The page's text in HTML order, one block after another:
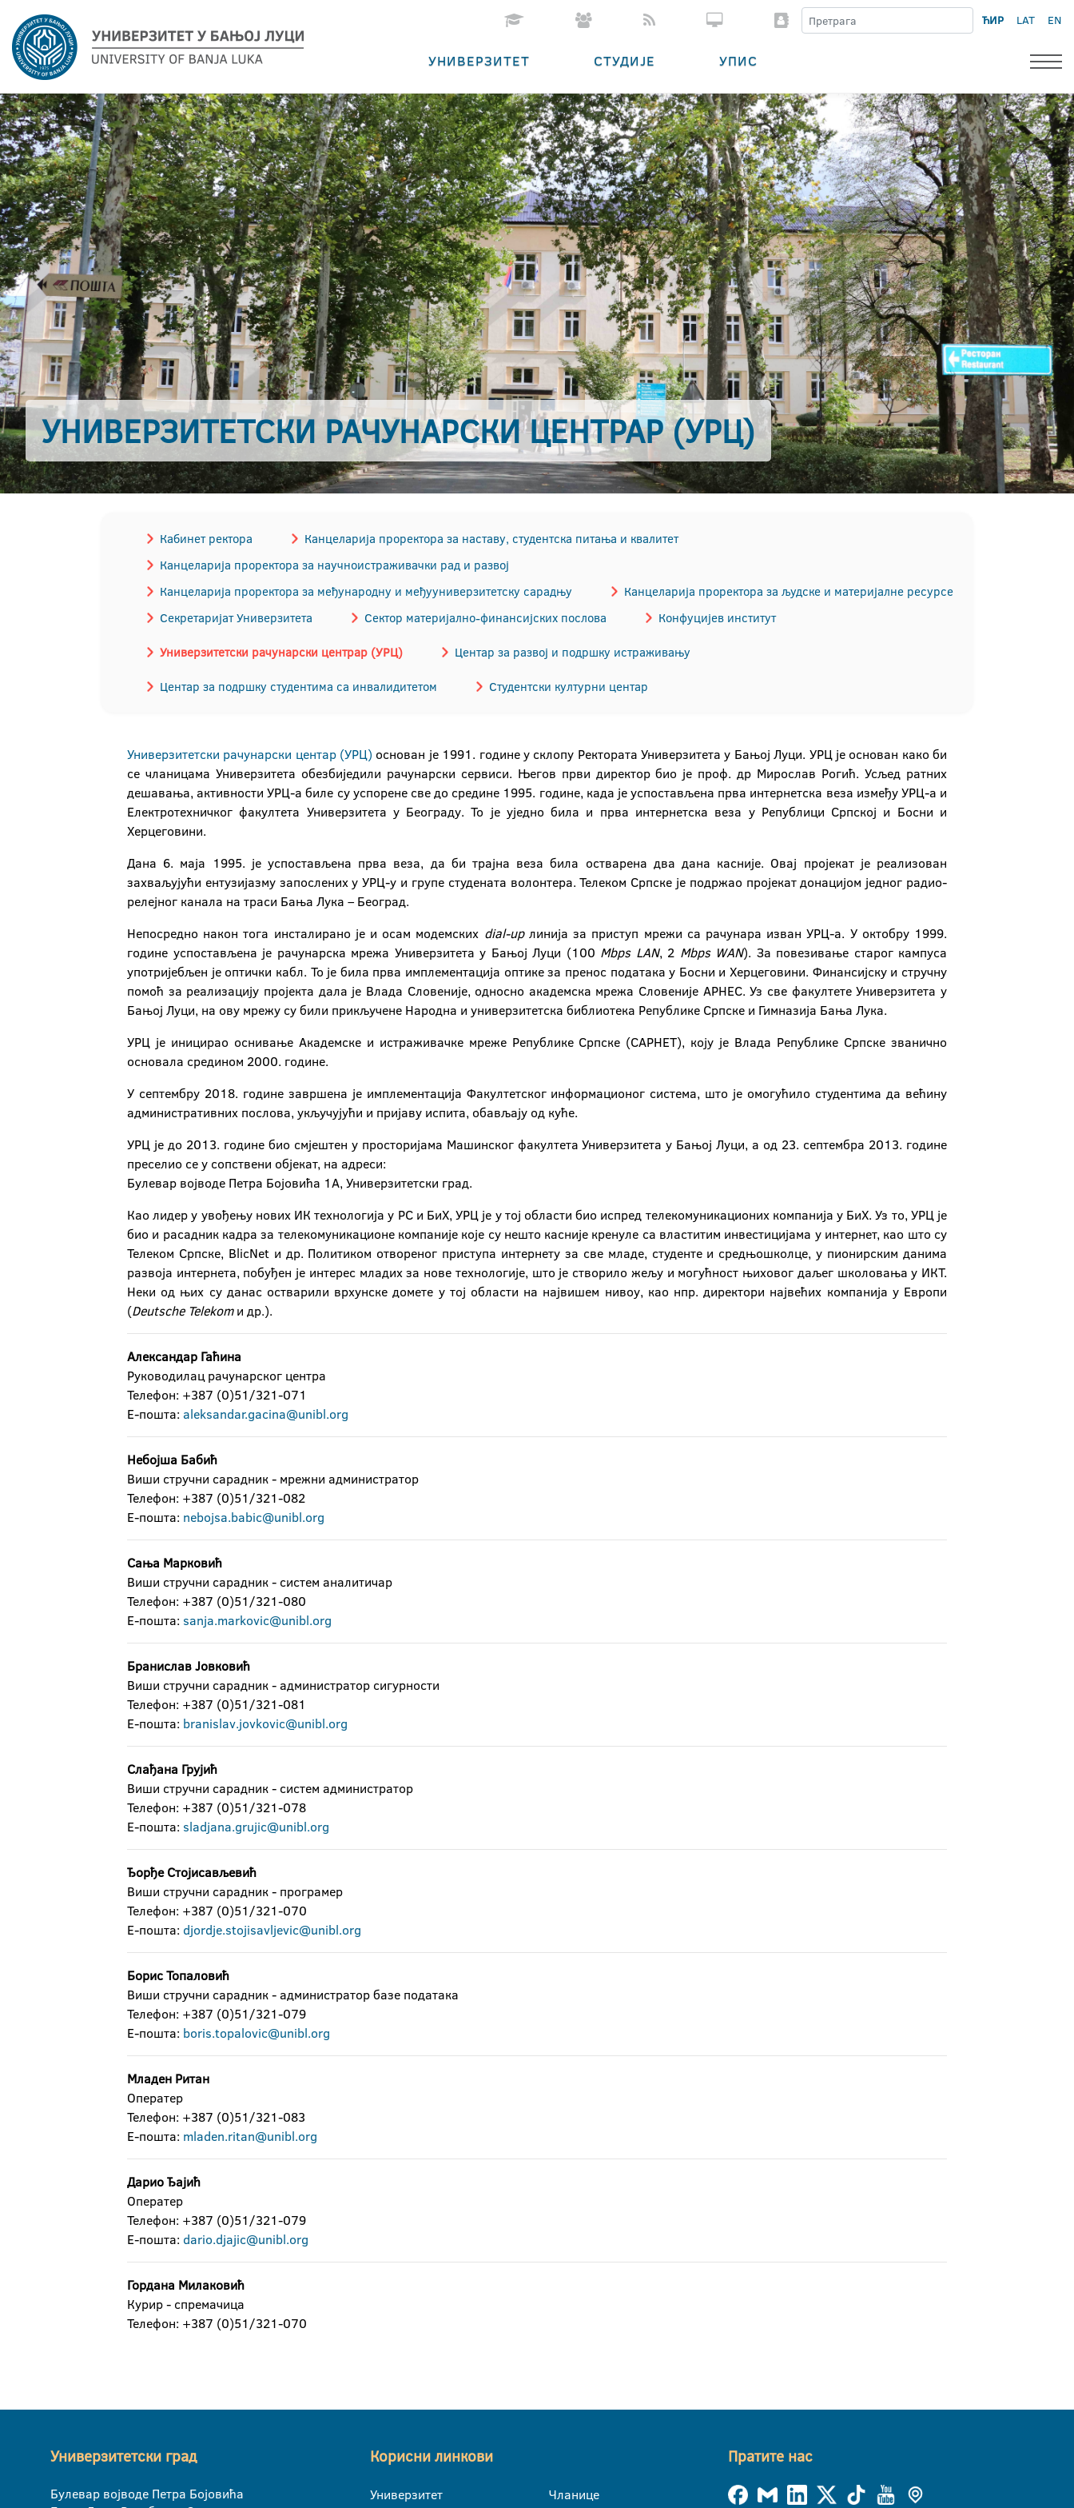
ЋИР LAT EN
УНИВЕРЗИТЕТ СТУДИЈЕ УПИС
УНИВЕРЗИТЕТСКИ РАЧУНАРСКИ ЦЕНТРАР (УРЦ)
Кабинет ректора
Канцеларија проректора за наставу, студентска питања и квалитет
Канцеларија проректора за научноистраживачки рад и развој
Канцеларија проректора за међународну и међууниверзитетску сарадњу
Канцеларија проректора за људске и материјалне ресурсе
Секретаријат Универзитета
Сектор материјално-финансијских послова Конфуцијев институт
Универзитетски рачунарски центрар (УРЦ) Центар за развој и подршку истраживању
Центар за подршку студентима са инвалидитетом Студентски културни центар
Универзитетски рачунарски центар (УРЦ) основан је 1991. године у склопу Ректората Универзитета у Бањој Луци. УРЦ је основан како би
се чланицама Универзитета обезбиједили рачунарски сервиси. Његов први директор био је проф. др Мирослав Рогић. Усљед ратних
дешавања, активности УРЦ-а биле су успорене све до средине 1995. године, када је успостављена прва интернетска веза између УРЦ-а и
Електротехничког факултета Универзитета у Београду. То је уједно била и прва интернетска веза у Републици Српској и Босни и
Херцеговини.
Дана 6. маја 1995. је успостављена прва веза, да би трајна веза била остварена два дана касније. Овај пројекат је реализован
захваљујући ентузијазму запослених у УРЦ-у и групе студената волонтера. Телеком Српске je подржао пројекат донацијом једног радио-
релејног канала на траси Бања Лука – Београд.
Непосредно након тога инсталирано је и осам модемских dial-upлинија за приступ мрежи са рачунара изван УРЦ-а. У октобру 1999.
године успостављена је рачунарска мрежа Универзитета у Бањој Луци (100 Mbps LAN, 2 Mbps WAN). За повезивање старог кампуса
употријебљен је оптички кабл. То је била прва имплементација оптике за пренос података у Босни и Херцеговини. Финансијску и стручну
помоћ за реализацију пројекта дала је Влада Словеније, односно академска мрежа Словеније АРНЕС. Уз све факултете Универзитета у
Бањој Луци, на ову мрежу су били прикључене Народна и универзитетска библиотека Републике Српске и Гимназија Бања Лука.
УРЦ је иницирао оснивање Академске и истраживачке мреже Републике Српске (САРНЕТ), коју је Влада Републике Српске званично
основала средином 2000. године.
У септембру 2018. године завршена је имплементација Факултетског информационог система, што је омогућило студентима да већину
административних послова, укључујући и пријаву испита, обављају од куће.
УРЦ је до 2013. године био смјештен у просторијама Машинског факултета Универзитета у Бањој Луци, а од 23. септембра 2013. године
преселио се у сопствени објекат, на адреси:
Булевар војводе Петра Бојовића 1А, Универзитетски град.
Као лидер у увођењу нових ИК технологија у РС и БиХ, УРЦ је у тој области био испред телекомуникационих компанија у БиХ. Уз то, УРЦ је
био и расадник кадра за телекомуникационе компаније које су нешто касније кренуле са властитим инвестицијама у интернет, као што су
Телеком Српске, BlicNet и др. Политиком отвореног приступа интернету за све младе, студенте и средњошколце, у пионирским данима
развоја интернета, побуђен је интерес младих за нове технологије, што је створило жељу и могућност њиховог даљег школовања у ИКТ.
Неки од њих су данас остварили врхунске домете у тој области на највишем нивоу, као нпр. директори највећих компанија у Европи
(Deutsche Telekomи др.).
Александар Гаћина
Руководилац рачунарског центра
Телефон: +387 (0)51/321-071
Е-пошта: aleksandar.gacina@unibl.org
Небојша Бабић
Виши стручни сарадник - мрежни администратор
Телефон: +387 (0)51/321-082
Е-пошта: nebojsa.babic@unibl.org
Сања Марковић
Виши стручни сарадник - систем аналитичар
Телефон: +387 (0)51/321-080
Е-пошта: sanja.markovic@unibl.org
Бранислав Јовковић
Виши стручни сарадник - администратор сигурности
Телефон: +387 (0)51/321-081
Е-пошта: branislav.jovkovic@unibl.org
Слађана Грујић
Виши стручни сарадник - систем администратор
Телефон: +387 (0)51/321-078
Е-пошта: sladjana.grujic@unibl.org
Ђорђе Стојисављевић
Виши стручни сарадник - програмер
Телефон: +387 (0)51/321-070
Е-пошта: djordje.stojisavljevic@unibl.org
Борис Топаловић
Виши стручни сарадник - администратор базе података
Телефон: +387 (0)51/321-079
Е-пошта: boris.topalovic@unibl.org
Младен Ритан
Оператер
Телефон: +387 (0)51/321-083
Е-пошта: mladen.ritan@unibl.org
Дарио Ђајић
Оператер
Телефон: +387 (0)51/321-079
Е-пошта: dario.djajic@unibl.org
Гордана Милаковић
Курир - спремачица
Телефон: +387 (0)51/321-070
Универзитетски град
Булевар војводе Петра Бојовића
Корисни линкови
Универзитет Чланице
Пратите нас